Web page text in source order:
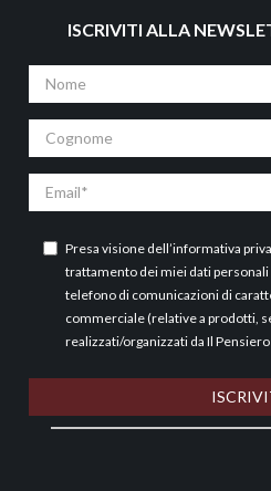
ISCRIVITI ALLA
Nome
Cognome
Email
Presa visione dell’informativa
trattamento dei miei dati personali
telefono di comunicazioni di
commerciale (relative a prodotti,
realizzati/organizzati da Il